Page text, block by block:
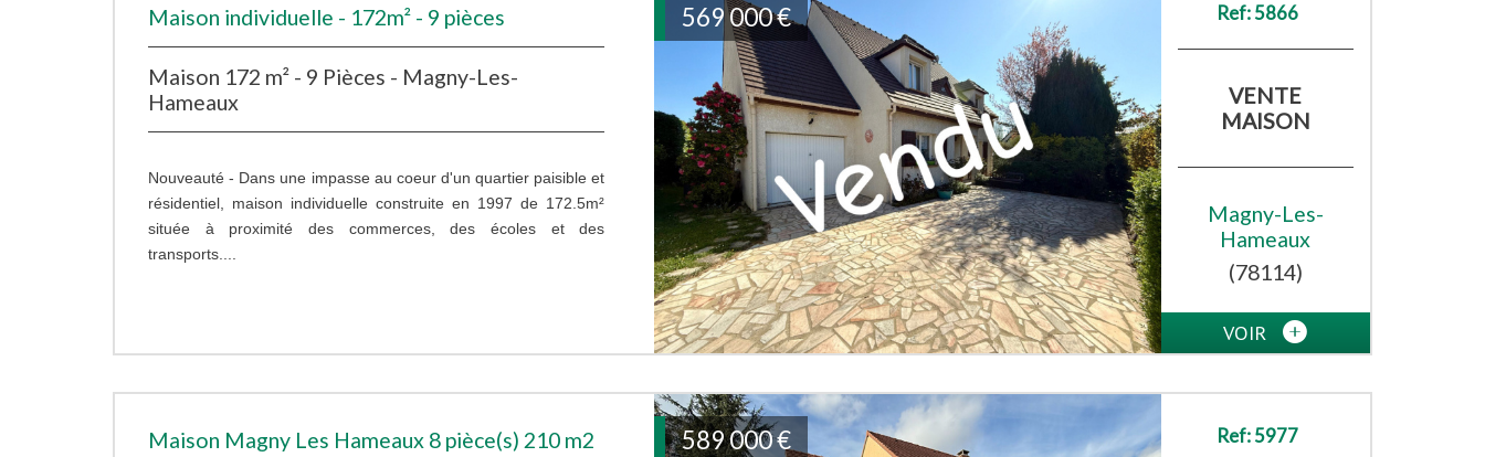
569 000€
Maison individuelle - 172m² - 9 pièces
Maison 172 m² - 9 Pièces - Magny-Les-
Hameaux
Nouveauté - Dans une impasse au coeur d'un quartier paisible et
résidentiel, maison individuelle construite en 1997 de 172.5m²
située à proximité des commerces, des écoles et des
transports....
Ref: 5866
VENTE
MAISON
Magny-Les-
Hameaux
(78114)
VOIR
589 000€
Maison Magny Les Hameaux 8 pièce(s) 210 m2 Ref: 5977